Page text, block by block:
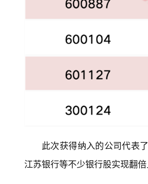
此次获得纳入的公司代表
江苏银行等不少银行股实现翻倍